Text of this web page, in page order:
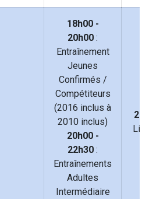
18h00 -
20h00 :
Entraînement
Jeunes
Confirmés /
Compétiteurs
(2016 inclus à
2010 inclus)
20h00 -
22h30 :
Entraînements
Adultes
Intermédiaire